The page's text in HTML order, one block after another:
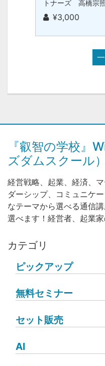
トナーズ 高橋宗
¥3,000
『叡智の学校』
ズダムスクール）
経営戦略、起業、経済、
ダーシップ、コミュニケ
なテーマから選べる通信
選べます！経営者、起業
カテゴリ
ピックアップ
無料セミナー
セット販売
AI